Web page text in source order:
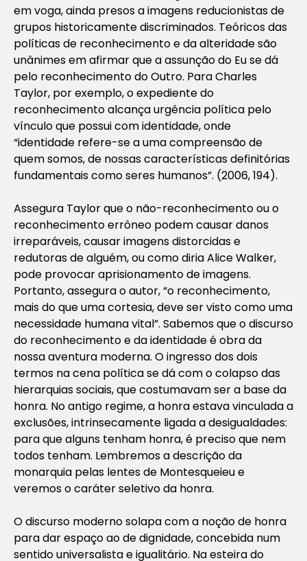
em voga, ainda presos a imagens reducionistas de
grupos historicamente discriminados. Teóricos das
políticas de reconhecimento e da alteridade são
unânimes em afirmar que a assunção do Eu se dá
pelo reconhecimento do Outro. Para Charles
Taylor, por exemplo, o expediente do
reconhecimento alcança urgência política pelo
vínculo que possui com identidade, onde
“identidade refere-se a uma compreensão de
quem somos, de nossas características definitórias
fundamentais como seres humanos”. (2006, 194).
Assegura Taylor que o não-reconhecimento ou o
reconhecimento errôneo podem causar danos
irreparáveis, causar imagens distorcidas e
redutoras de alguém, ou como diria Alice Walker,
pode provocar aprisionamento de imagens.
Portanto, assegura o autor, “o reconhecimento,
mais do que uma cortesia, deve ser visto como uma
necessidade humana vital”. Sabemos que o discurso
do reconhecimento e da identidade é obra da
nossa aventura moderna. O ingresso dos dois
termos na cena política se dá com o colapso das
hierarquias sociais, que costumavam ser a base da
honra. No antigo regime, a honra estava vinculada a
exclusões, intrinsecamente ligada a desigualdades:
para que alguns tenham honra, é preciso que nem
todos tenham. Lembremos a descrição da
monarquia pelas lentes de Montesqueieu e
veremos o caráter seletivo da honra.
O discurso moderno solapa com a noção de honra
para dar espaço ao de dignidade, concebida num
sentido universalista e igualitário. Na esteira do